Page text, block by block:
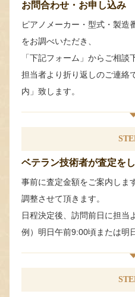
お問合わせ・お申し込み
ピアノメーカー・型式・製造
をお調べいただき、
「下記フォーム」からご相談
担当者より折り返しのご連絡
内」致します。
ベテラン技術者が査定をし
事前に査定金額をご案内しま
調整させて頂きます。
日程決定後、訪問前日に担当
例）明日午前9:00頃または明